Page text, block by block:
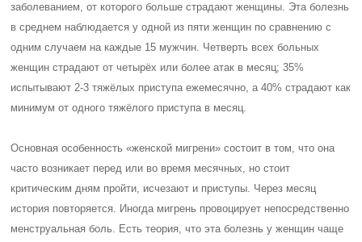
заболеванием, от которого больше страдают женщины. Эта болезнь
в среднем наблюдается у одной из пяти женщин по сравнению с
одним случаем на каждые 15 мужчин. Четверть всех больных
женщин страдают от четырёх или более атак в месяц; 35%
испытывают 2-3 тяжёлых приступа ежемесячно, а 40% страдают как
минимум от одного тяжёлого приступа в месяц.
Основная особенность «женской мигрени» состоит в том, что она
часто возникает перед или во время месячных, но стоит
критическим дням пройти, исчезают и приступы. Через месяц
история повторяется. Иногда мигрень провоцирует непосредственно
менструальная боль. Есть теория, что эта болезнь у женщин чаще